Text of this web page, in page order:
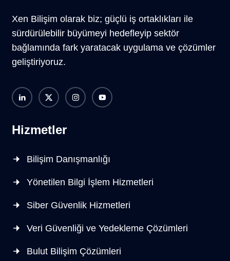
Xen Bilişim olarak biz; güçlü iş ortaklıkları ile
sürdürülebilir büyümeyi hedefleyip sektör
bağlamında fark yaratacak uygulama ve çözümler
geliştiriyoruz.
Hizmetler
Bilişim Danışmanlığı
Yönetilen Bilgi İşlem Hizmetleri
Siber Güvenlik Hizmetleri
Veri Güvenliği ve Yedekleme Çözümleri
Bulut Bilişim Çözümleri